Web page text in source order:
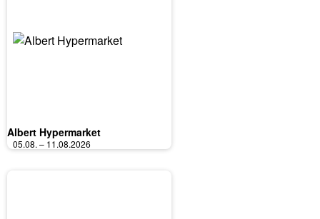
Albert Hypermarket
05.08. – 11.08.2026